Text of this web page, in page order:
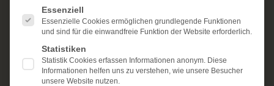
Unsere Kanzlei
Kostenlose Erstberatung
Es folgt eine Liste der Service-Gruppen, für die eine
Essenziell
Essenzielle Cookies ermöglichen grundlegende Funktionen
und sind für die einwandfreie Funktion der Website erforderlich.
Statistiken
Statistik Cookies erfassen Informationen anonym. Diese
Informationen helfen uns zu verstehen, wie unsere Besucher
unsere Website nutzen.